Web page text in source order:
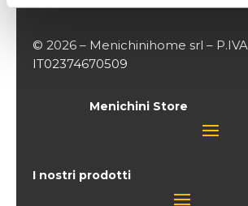
© 2026 – Menichinihome srl – P.IVA
IT02374670509
Menichini Store
I nostri prodotti